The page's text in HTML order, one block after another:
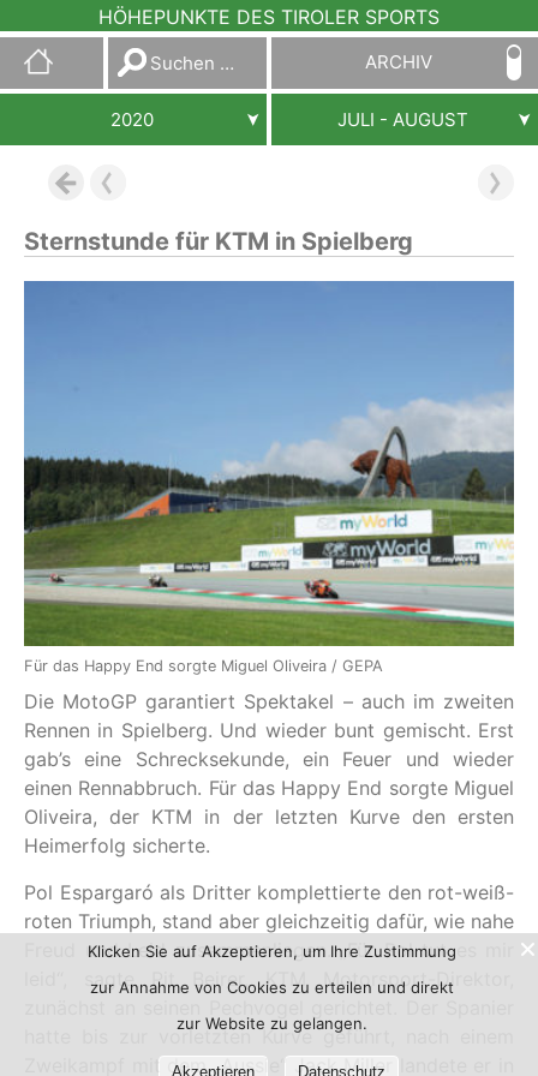
HÖHEPUNKTE DES TIROLER SPORTS
Suchen
nach:
ARCHIV
2020 JULI - AUGUST
Sternstunde für KTM in Spielberg
Für das Happy End sorgte Miguel Oliveira / GEPA
Die MotoGP garantiert Spektakel – auch im zweiten
Rennen in Spielberg. Und wieder bunt gemischt. Erst
gab’s eine Schrecksekunde, ein Feuer und wieder
einen Rennabbruch. Für das Happy End sorgte Miguel
Oliveira, der KTM in der letzten Kurve den ersten
Heimerfolg sicherte.
Pol Espargaró als Dritter komplettierte den rot-weiß-
roten Triumph, stand aber gleichzeitig dafür, wie nahe
Freud und Leid zusammenliegen. „Für Pol tut es mir
leid“, sagte Pit Beirer, KTM Motorsport-Direktor,
hatte bis zur vorletzten Kurve geführt, nach einem
Zweikampf mit dem „Aussie“ Jack Miller landete er in
Klicken Sie auf Akzeptieren, um Ihre Zustimmung
zur Annahme von Cookies zu erteilen und direkt
zur Website zu gelangen.
Akzeptieren Datenschutz